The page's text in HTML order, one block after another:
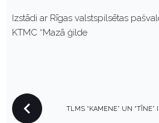
Izstādi ar Rīgas valstspilsētas
KTMC “Mazā ģilde
P
O
TLMS “KAMENE” UN “TĪNE”